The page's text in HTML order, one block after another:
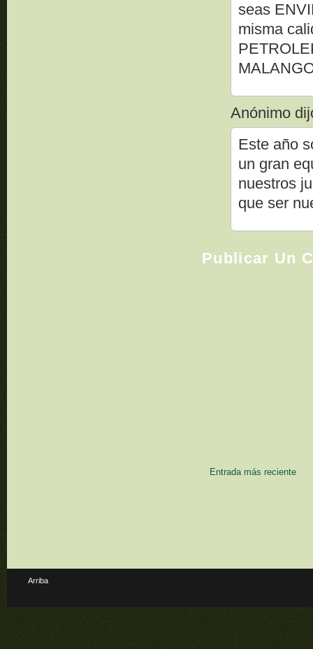
seas
misma
Anónimo
Este año
un gran
nuestros
que ser
Publicar Un
Entrada más reciente
Arriba